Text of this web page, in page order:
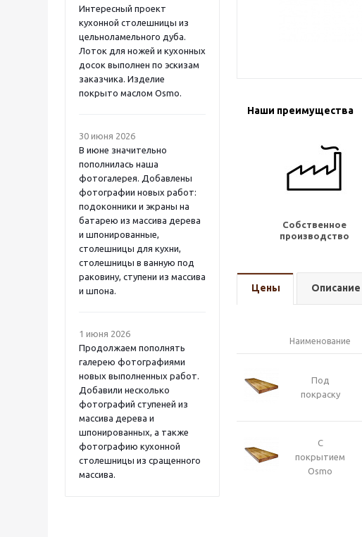
Интересный проект
кухонной столешницы из
цельноламельного дуба.
Лоток для ножей и кухонных
досок выполнен по эскизам
заказчика. Изделие
покрыто маслом Osmo.
30 июня 2026
В июне значительно
пополнилась наша
фотогалерея. Добавлены
фотографии новых работ:
подоконники и экраны на
батарею из массива дерева
и шпонированные,
столешницы для кухни,
столешницы в ванную под
раковину, ступени из массива
и шпона.
1 июня 2026
Продолжаем пополнять
галерею фотографиями
новых выполненных работ.
Добавили несколько
фотографий ступеней из
массива дерева и
шпонированных, а также
фотографию кухонной
столешницы из сращенного
массива.
Наши преимущества
Собственное
производство
Цены Описание
Наименование
Под
покраску
С
покрытием
Osmo